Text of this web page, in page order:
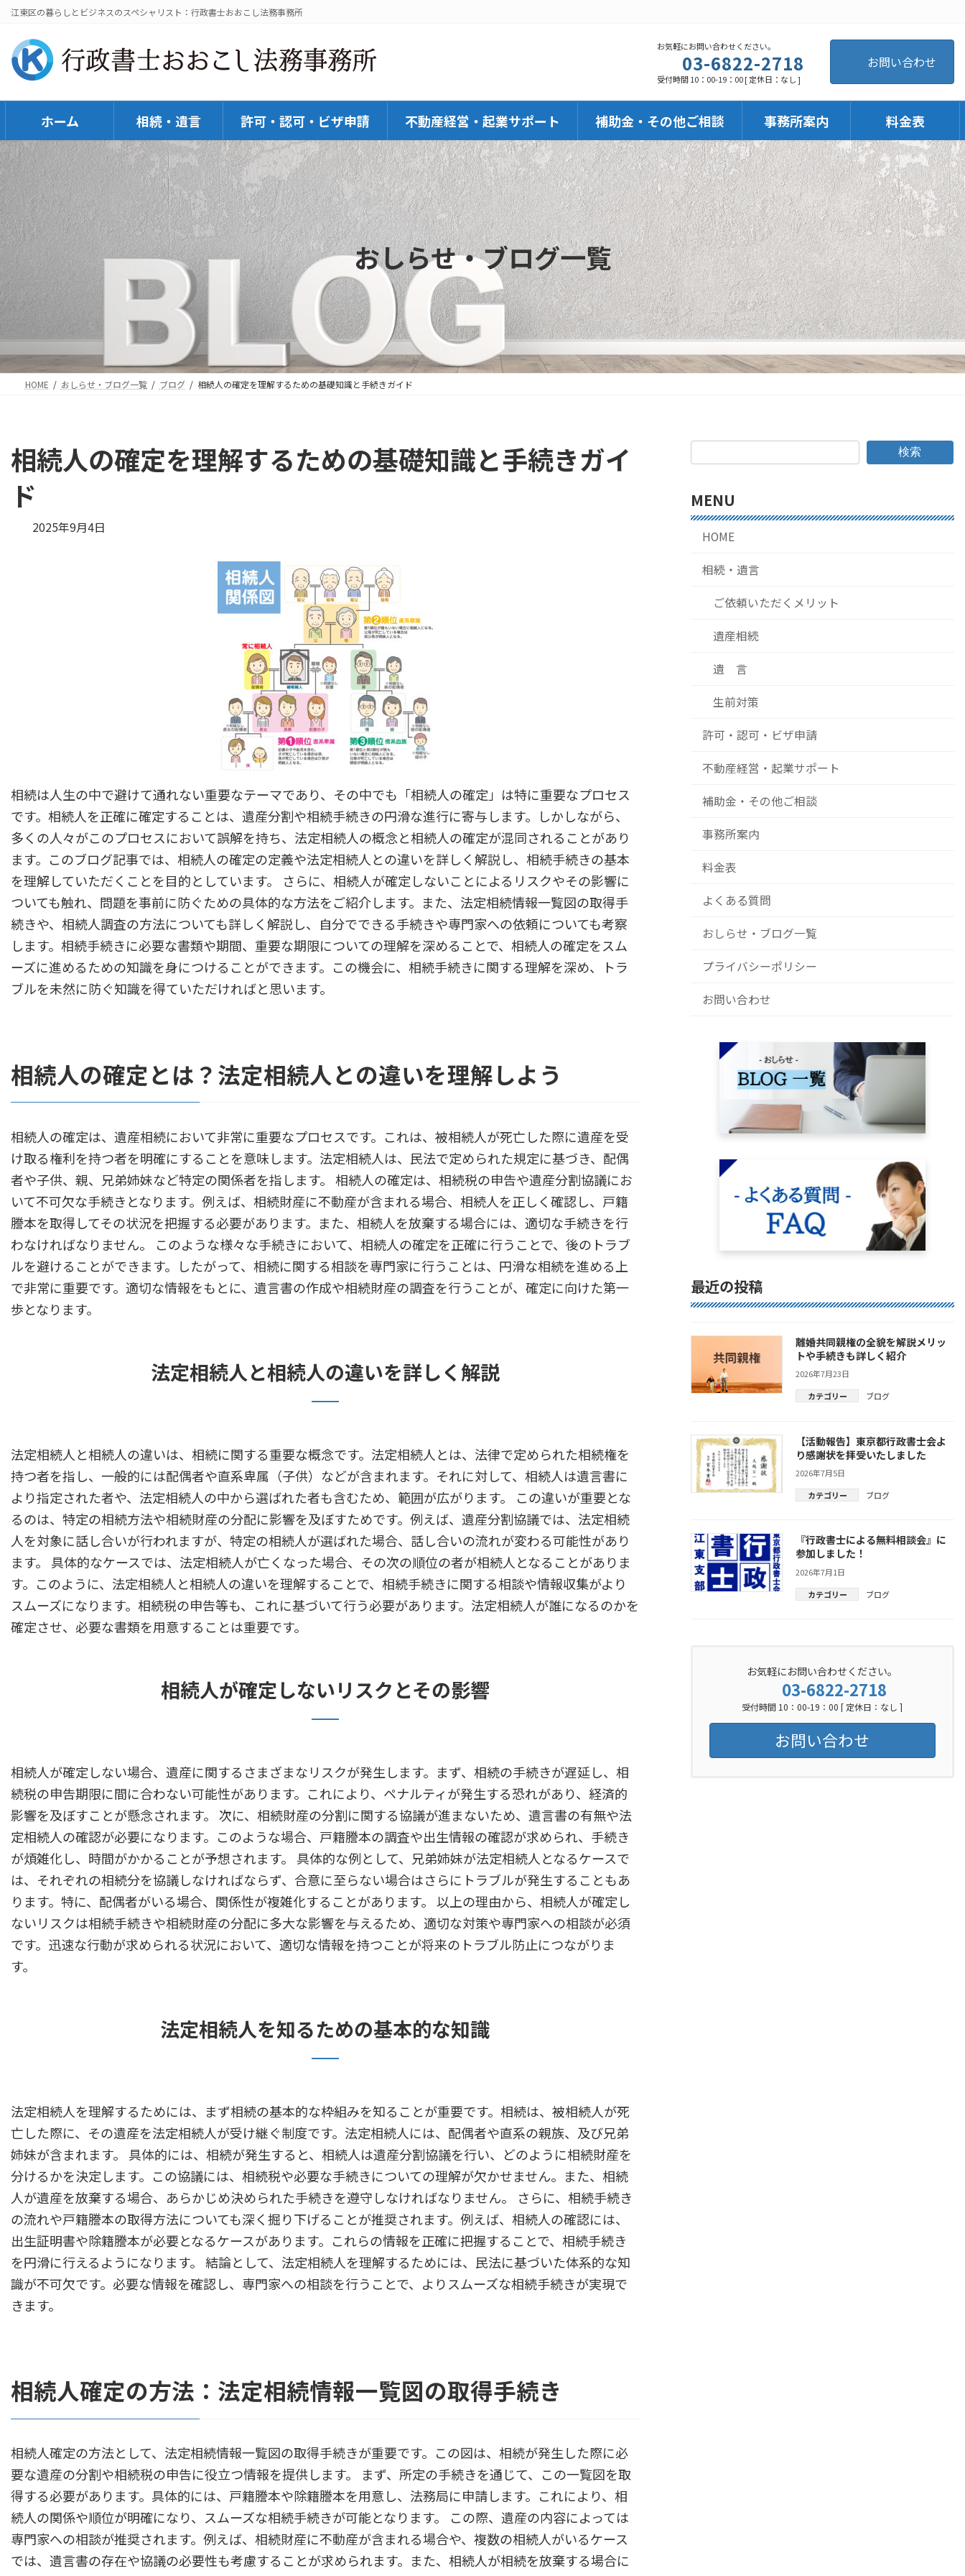
コ
ン
へ
キ
ッ
プ
ナ
ー
ョ
に
移
動
江東区の暮らしとビジネスのスペシャリスト：行政書士おおこし法務事務所
お気軽にお問い合わせください。
03-6822-2718
受付時間 10：00-19：00 [ 定休日：なし ]
お問い合わせ
ホーム 相続・遺言 許可・認可・ビザ申請 不動産経営・起業サポート 補助金・その他ご相談 事務所案内 料金表
おしらせ・ブログ一覧
HOME おしらせ・ブログ一覧 ブログ 相続人の確定を理解するための基礎知識と手続きガイド
相続人の確定を理解するための基礎知識と手続きガイ
ド
最
2025年9月4日
相続は人生の中で避けて通れない重要なテーマであり、その中でも「相続人の確定」は特に重要なプロセス
です。相続人を正確に確定することは、遺産分割や相続手続きの円滑な進行に寄与します。しかしながら、
多くの人々がこのプロセスにおいて誤解を持ち、法定相続人の概念と相続人の確定が混同されることがあり
ます。このブログ記事では、相続人の確定の定義や法定相続人との違いを詳しく解説し、相続手続きの基本
を理解していただくことを目的としています。 さらに、相続人が確定しないことによるリスクやその影響に
ついても触れ、問題を事前に防ぐための具体的な方法をご紹介します。また、法定相続情報一覧図の取得手
続きや、相続人調査の方法についても詳しく解説し、自分でできる手続きや専門家への依頼についても考察
します。相続手続きに必要な書類や期間、重要な期限についての理解を深めることで、相続人の確定をスム
ーズに進めるための知識を身につけることができます。この機会に、相続手続きに関する理解を深め、トラ
ブルを未然に防ぐ知識を得ていただければと思います。
相続人の確定とは？法定相続人との違いを理解しよう
相続人の確定は、遺産相続において非常に重要なプロセスです。これは、被相続人が死亡した際に遺産を受
け取る権利を持つ者を明確にすることを意味します。法定相続人は、民法で定められた規定に基づき、配偶
者や子供、親、兄弟姉妹など特定の関係者を指します。 相続人の確定は、相続税の申告や遺産分割協議にお
いて不可欠な手続きとなります。例えば、相続財産に不動産が含まれる場合、相続人を正しく確認し、戸籍
謄本を取得してその状況を把握する必要があります。また、相続人を放棄する場合には、適切な手続きを行
わなければなりません。 このような様々な手続きにおいて、相続人の確定を正確に行うことで、後のトラブ
ルを避けることができます。したがって、相続に関する相談を専門家に行うことは、円滑な相続を進める上
で非常に重要です。適切な情報をもとに、遺言書の作成や相続財産の調査を行うことが、確定に向けた第一
歩となります。
法定相続人と相続人の違いを詳しく解説
法定相続人と相続人の違いは、相続に関する重要な概念です。法定相続人とは、法律で定められた相続権を
持つ者を指し、一般的には配偶者や直系卑属（子供）などが含まれます。それに対して、相続人は遺言書に
より指定された者や、法定相続人の中から選ばれた者も含むため、範囲が広がります。 この違いが重要とな
るのは、特定の相続方法や相続財産の分配に影響を及ぼすためです。例えば、遺産分割協議では、法定相続
人を対象に話し合いが行われますが、特定の相続人が選ばれた場合、話し合いの流れが変わる可能性があり
ます。 具体的なケースでは、法定相続人が亡くなった場合、その次の順位の者が相続人となることがありま
す。このように、法定相続人と相続人の違いを理解することで、相続手続きに関する相談や情報収集がより
スムーズになります。相続税の申告等も、これに基づいて行う必要があります。法定相続人が誰になるのかを
確定させ、必要な書類を用意することは重要です。
相続人が確定しないリスクとその影響
相続人が確定しない場合、遺産に関するさまざまなリスクが発生します。まず、相続の手続きが遅延し、相
続税の申告期限に間に合わない可能性があります。これにより、ペナルティが発生する恐れがあり、経済的
影響を及ぼすことが懸念されます。 次に、相続財産の分割に関する協議が進まないため、遺言書の有無や法
定相続人の確認が必要になります。このような場合、戸籍謄本の調査や出生情報の確認が求められ、手続き
が煩雑化し、時間がかかることが予想されます。 具体的な例として、兄弟姉妹が法定相続人となるケースで
は、それぞれの相続分を協議しなければならず、合意に至らない場合はさらにトラブルが発生することもあ
ります。特に、配偶者がいる場合、関係性が複雑化することがあります。 以上の理由から、相続人が確定し
ないリスクは相続手続きや相続財産の分配に多大な影響を与えるため、適切な対策や専門家への相談が必須
です。迅速な行動が求められる状況において、適切な情報を持つことが将来のトラブル防止につながりま
す。
法定相続人を知るための基本的な知識
法定相続人を理解するためには、まず相続の基本的な枠組みを知ることが重要です。相続は、被相続人が死
亡した際に、その遺産を法定相続人が受け継ぐ制度です。法定相続人には、配偶者や直系の親族、及び兄弟
姉妹が含まれます。 具体的には、相続が発生すると、相続人は遺産分割協議を行い、どのように相続財産を
分けるかを決定します。この協議には、相続税や必要な手続きについての理解が欠かせません。また、相続
人が遺産を放棄する場合、あらかじめ決められた手続きを遵守しなければなりません。 さらに、相続手続き
の流れや戸籍謄本の取得方法についても深く掘り下げることが推奨されます。例えば、相続人の確認には、
出生証明書や除籍謄本が必要となるケースがあります。これらの情報を正確に把握することで、相続手続き
を円滑に行えるようになります。 結論として、法定相続人を理解するためには、民法に基づいた体系的な知
識が不可欠です。必要な情報を確認し、専門家への相談を行うことで、よりスムーズな相続手続きが実現で
きます。
相続人確定の方法：法定相続情報一覧図の取得手続き
相続人確定の方法として、法定相続情報一覧図の取得手続きが重要です。この図は、相続が発生した際に必
要な遺産の分割や相続税の申告に役立つ情報を提供します。 まず、所定の手続きを通じて、この一覧図を取
得する必要があります。具体的には、戸籍謄本や除籍謄本を用意し、法務局に申請します。これにより、相
続人の関係や順位が明確になり、スムーズな相続手続きが可能となります。 この際、遺産の内容によっては
専門家への相談が推奨されます。例えば、相続財産に不動産が含まれる場合や、複数の相続人がいるケース
では、遺言書の存在や協議の必要性も考慮することが求められます。また、相続人が相続を放棄する場合に
検索
MENU
HOME
相続・遺言
ご依頼いただくメリット
遺産相続
遺 言
生前対策
許可・認可・ビザ申請
不動産経営・起業サポート
補助金・その他ご相談
事務所案内
料金表
よくある質問
おしらせ・ブログ一覧
プライバシーポリシー
お問い合わせ
最近の投稿
離婚共同親権の全貌を解説メリッ
トや手続きも詳しく紹介
2026年7月23日
カテゴリー
ブログ
【活動報告】東京都行政書士会よ
り感謝状を拝受いたしました
2026年7月5日
カテゴリー
ブログ
『行政書士による無料相談会』に
参加しました！
2026年7月1日
カテゴリー
ブログ
お気軽にお問い合わせください。
03-6822-2718
受付時間 10：00-19：00 [ 定休日：なし ]
お問い合わせ